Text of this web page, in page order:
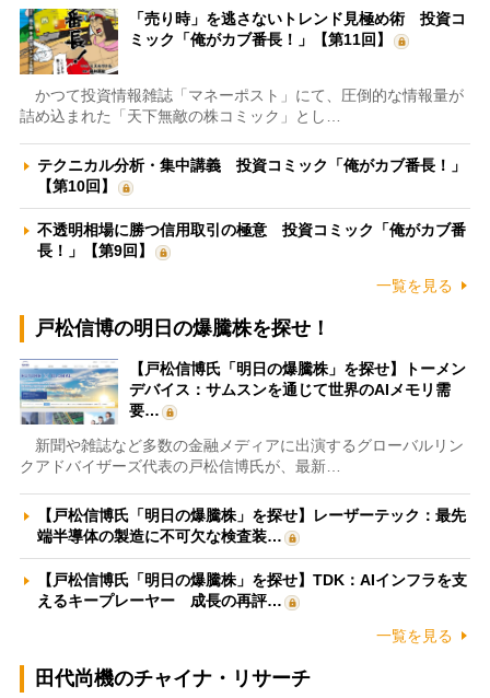
「売り時」を逃さないトレンド見極め術 投資コ
ミック「俺がカブ番長！」【第11回】
かつて投資情報雑誌「マネーポスト」にて、圧倒的な情報量が
詰め込まれた「天下無敵の株コミック」とし…
テクニカル分析・集中講義 投資コミック「俺がカブ番長！」
【第10回】
不透明相場に勝つ信用取引の極意 投資コミック「俺がカブ番
長！」【第9回】
一覧を見る
戸松信博の明日の爆騰株を探せ！
【戸松信博氏「明日の爆騰株」を探せ】トーメン
デバイス：サムスンを通じて世界のAIメモリ需
要…
新聞や雑誌など多数の金融メディアに出演するグローバルリン
クアドバイザーズ代表の戸松信博氏が、最新…
【戸松信博氏「明日の爆騰株」を探せ】レーザーテック：最先
端半導体の製造に不可欠な検査装…
【戸松信博氏「明日の爆騰株」を探せ】TDK：AIインフラを支
えるキープレーヤー 成長の再評…
一覧を見る
田代尚機のチャイナ・リサーチ